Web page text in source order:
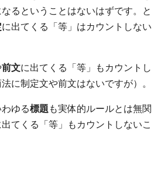
るということはないはずです。と
に出てくる「等」はカウントしない
前文に出てくる「等」もカウントし
に制定文や前文はないですが）。
ゆる標題 も実体的ルールとは無関
てくる「等」もカウントしないこ